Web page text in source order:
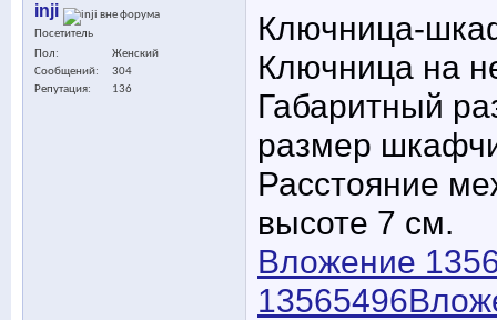
inji
Посетитель
Пол
Женский
Сообщений
304
Репутация
136
Ключница-
Ключница на
Габаритный
размер
Расстояние
высоте 7 см.
Вложение
13565496